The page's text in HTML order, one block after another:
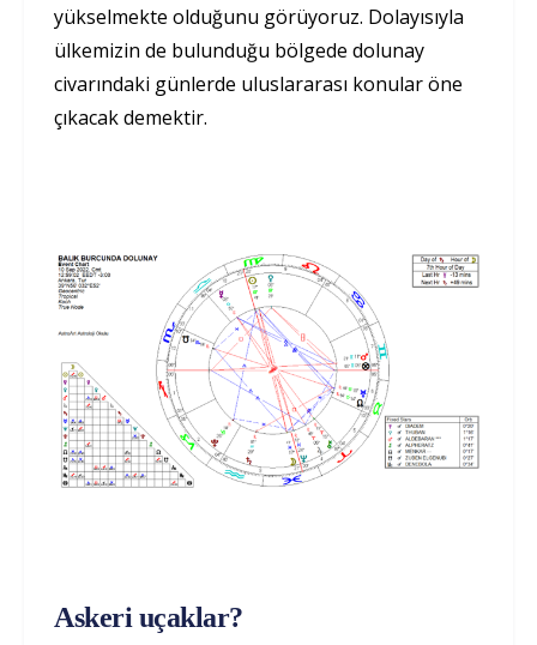
yükselmekte olduğunu görüyoruz. Dolayısıyla
ülkemizin de bulunduğu bölgede dolunay
civarındaki günlerde uluslararası konular öne
çıkacak demektir.
Askeri uçaklar?